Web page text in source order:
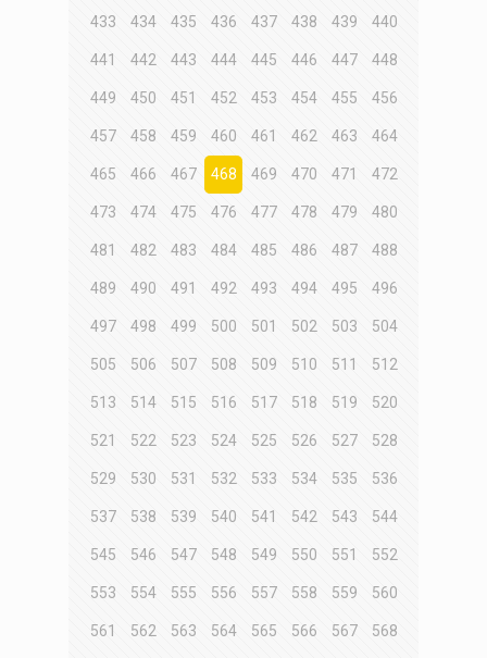
433 434 435 436 437 438 439 440
441 442 443 444 445 446 447 448
449 450 451 452 453 454 455 456
457 458 459 460 461 462 463 464
465 466 467 468 469 470 471 472
473 474 475 476 477 478 479 480
481 482 483 484 485 486 487 488
489 490 491 492 493 494 495 496
497 498 499 500 501 502 503 504
505 506 507 508 509 510 511 512
513 514 515 516 517 518 519 520
521 522 523 524 525 526 527 528
529 530 531 532 533 534 535 536
537 538 539 540 541 542 543 544
545 546 547 548 549 550 551 552
553 554 555 556 557 558 559 560
561 562 563 564 565 566 567 568